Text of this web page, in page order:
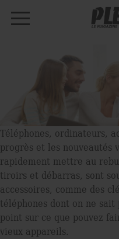
Téléphones, ordinateurs,
progrès et les nouveautés
rapidement mettre au
tiroirs et débarras, sont
accessoires, comme des
téléphones dont on ne
point sur ce que pouvez
vieux appareils.